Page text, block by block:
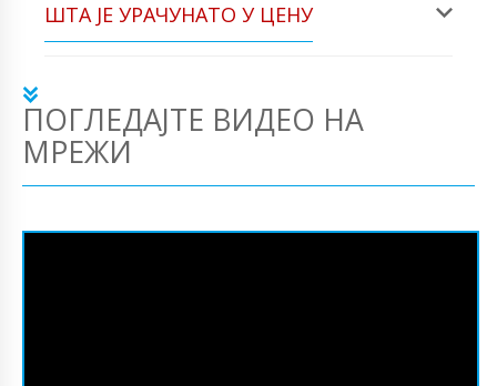
ШТА ЈЕ УРАЧУНАТО У ЦЕНУ
ПОГЛЕДАЈТЕ ВИДЕО НА
МРЕЖИ